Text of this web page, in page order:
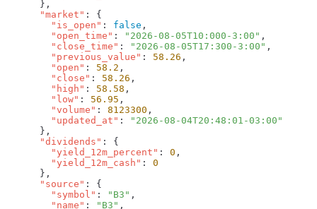
      "market"
        "is_open"
: false
        "open_time"
: "2026-08-05T10:000-3:00"
        "close_time"
: "2026-08-05T17:300-3:00"
        "previous_value"
: 58.26
        "open"
: 58.2
        "close"
: 58.26
        "high"
: 58.58
        "low"
: 56.95
        "volume"
: 8123300
        "updated_at"
:
      "dividends"
        "yield_12m_percent"
: 0
        "yield_12m_cash"
:
      "source"
        "symbol"
: "B3"
        "name"
: "B3"